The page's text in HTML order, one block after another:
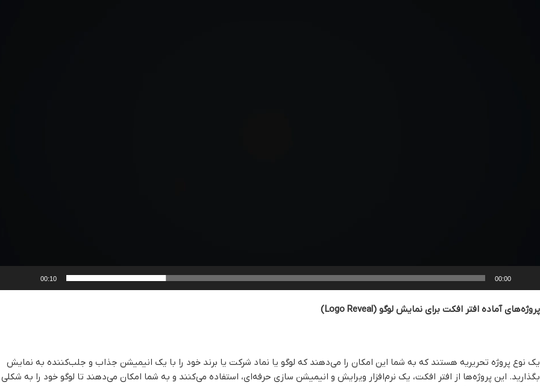
00:00
00:10
پروژه‌های آماده افتر افکت برای نمایش لوگو (Logo Reveal)
یک نوع پروژه تحریریه هستند که به شما این امکان را می‌دهند که لوگو یا نماد شرکت یا برند خود را با یک انیمیشن جذاب و جلب‌کننده به نمایش
بگذارید. این پروژه‌ها از افتر افکت، یک نرم‌افزار ویرایش و انیمیشن سازی حرفه‌ای، استفاده می‌کنند و به شما امکان می‌دهند تا لوگو خود را به شکلی